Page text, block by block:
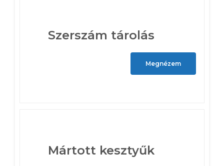
Szerszám tárolás
Megnézem
Mártott kesztyűk